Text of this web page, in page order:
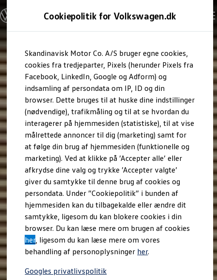
Cookiepolitik for Volkswagen.dk
Skandinavisk Motor Co. A/S bruger egne cookies,
cookies fra tredjeparter, Pixels (herunder Pixels fra
Facebook, LinkedIn, Google og Adform) og
indsamling af persondata om IP, ID og din
browser. Dette bruges til at huske dine indstillinger
(nødvendige), trafikmåling og til at se hvordan du
interagerer på hjemmesiden (statistiske), til at vise
målrettede annoncer til dig (marketing) samt for
at følge din brug af hjemmesiden (funktionelle og
marketing). Ved at klikke på ’Accepter alle’ eller
afkrydse dine valg og trykke ’Accepter valgte’
giver du samtykke til denne brug af cookies og
persondata. Under ”Cookiepolitik” i bunden af
hjemmesiden kan du tilbagekalde eller ændre dit
samtykke, ligesom du kan blokere cookies i din
browser. Du kan læse mere om brugen af cookies
her, ligesom du kan læse mere om vores
behandling af personoplysninger her.
Googles privatlivspolitik
hovedindhold
footer
Modeller og konfigurator
Byg din Volkswagen
Alle modeller
Kend din Volkswagen
Erhvervsbiler
Værktøjskassen
ConnectedFleet
Service
California on Tour app
Elektriske biler
Elbiler
ID. Polo
ID. Cross
ID.3 Neo
ID.4
ID.5
ID.7
ID.7 Tourer
ID. Buzz
Konceptbiler
ID. EVERY1
ID. 2all & ID. GTI
Varebiler på el
Elektromobilitet i dagligdagen
Eldrevne modeller
ID. Buzz Cargo
Opladning og Rækkevidde
Opladning med Clever
Opladning med Clever - Erhvervsbiler